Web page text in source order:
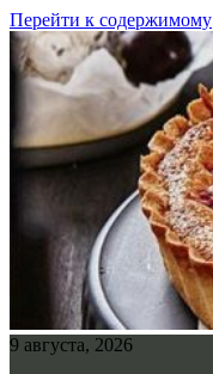
Перейти к содержимому
9 августа, 2026